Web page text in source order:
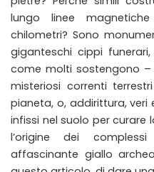
lungo linee
chilometri? Sono
giganteschi cippi
come molti sostengono
misteriosi correnti
pianeta, o, addirittura, veri
infissi nel suolo per curare
l’origine dei
affascinante giallo